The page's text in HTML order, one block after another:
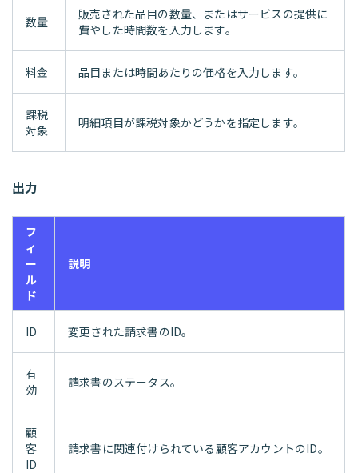
数量
販売された品目の数量、またはサービスの提供に
費やした時間数を入力します。
料金 品目または時間あたりの価格を入力します。
課税
対象
明細項目が課税対象かどうかを指定します。
出力
フ
ィ
ー
ル
ド
説明
ID 変更された請求書のID。
有
効
請求書のステータス。
顧
客
ID
請求書に関連付けられている顧客アカウントのID。